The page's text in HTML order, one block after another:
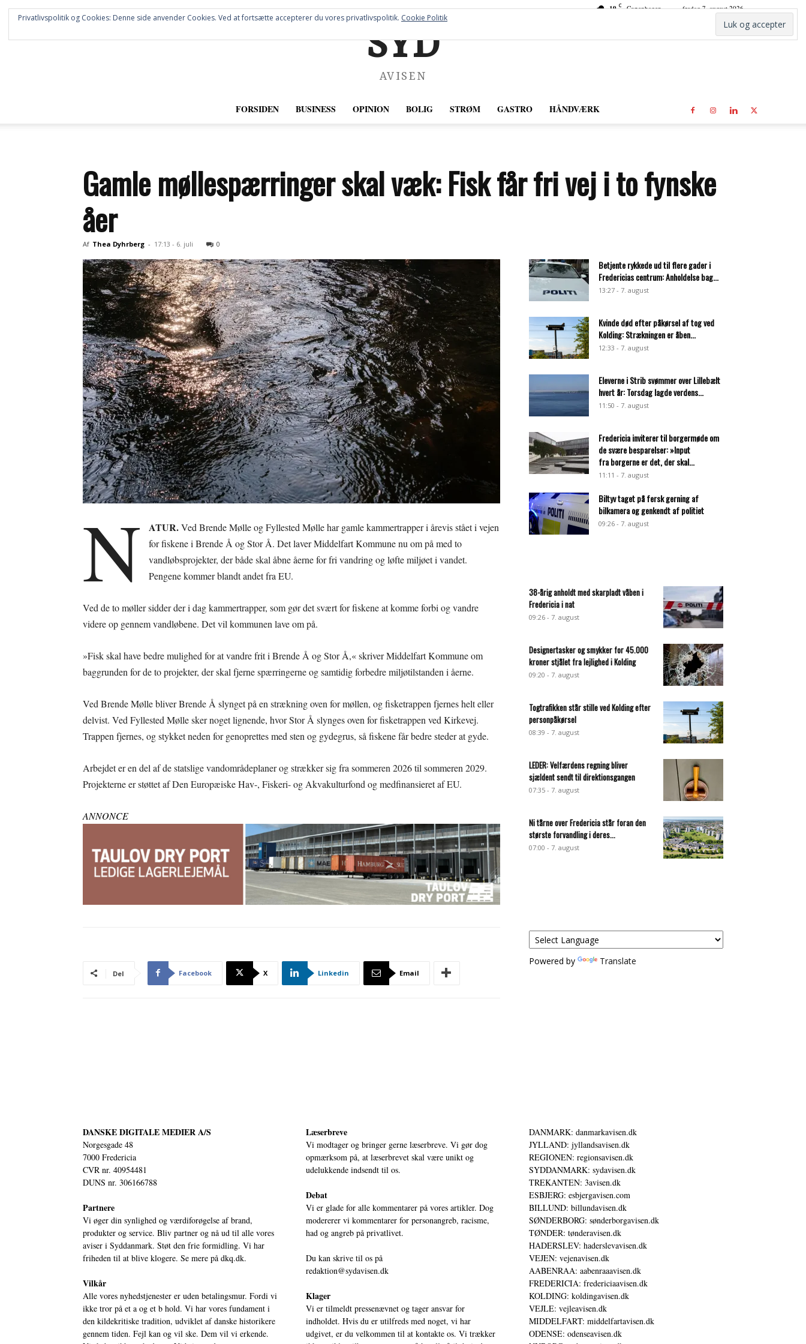
19 C Copenhagen fredag 7. august 2026
SYD
AVISEN
FORSIDEN BUSINESS OPINION BOLIG STRØM GASTRO HÅNDVÆRK
Gamle møllespærringer skal væk: Fisk får fri vej i to fynske
åer
Af Thea Dyhrberg - 17:13 - 6. juli 0
N ATUR.Ved Brende Mølle og Fyllested Mølle har gamle kammertrapper i årevis stået i vejen
for fiskene i Brende Å og Stor Å. Det laver Middelfart Kommune nu om på med to
vandløbsprojekter, der både skal åbne åerne for fri vandring og løfte miljøet i vandet.
Pengene kommer blandt andet fra EU.
Ved de to møller sidder der i dag kammertrapper, som gør det svært for fiskene at komme forbi og vandre
videre op gennem vandløbene. Det vil kommunen lave om på.
»Fisk skal have bedre mulighed for at vandre frit i Brende Å og Stor Å,« skriver Middelfart Kommune om
baggrunden for de to projekter, der skal fjerne spærringerne og samtidig forbedre miljøtilstanden i åerne.
Ved Brende Mølle bliver Brende Å slynget på en strækning oven for møllen, og fisketrappen fjernes helt eller
delvist. Ved Fyllested Mølle sker noget lignende, hvor Stor Å slynges oven for fisketrappen ved Kirkevej.
Trappen fjernes, og stykket neden for genoprettes med sten og gydegrus, så fiskene får bedre steder at gyde.
Arbejdet er en del af de statslige vandområdeplaner og strækker sig fra sommeren 2026 til sommeren 2029.
Projekterne er støttet af Den Europæiske Hav-, Fiskeri- og Akvakulturfond og medfinansieret af EU.
ANNONCE
Del Facebook X Linkedin Email
Betjente rykkede ud til flere gader i
Fredericias centrum: Anholdelse bag...
13:27 - 7. august
Kvinde død efter påkørsel af tog ved
Kolding: Strækningen er åben...
12:33 - 7. august
Eleverne i Strib svømmer over Lillebælt
hvert år: Torsdag lagde verdens...
11:50 - 7. august
Fredericia inviterer til borgermøde om
de svære besparelser: »Input
fra borgerne er det, der skal...
11:11 - 7. august
Biltyv taget på fersk gerning af
bilkamera og genkendt af politiet
09:26 - 7. august
38-årig anholdt med skarpladt våben i
Fredericia i nat
09:26 - 7. august
Designertasker og smykker for 45.000
kroner stjålet fra lejlighed i Kolding
09:20 - 7. august
Togtrafikken står stille ved Kolding efter
personpåkørsel
08:39 - 7. august
LEDER: Velfærdens regning bliver
sjældent sendt til direktionsgangen
07:35 - 7. august
Ni tårne over Fredericia står foran den
største forvandling i deres...
07:00 - 7. august
Powered by Translate
DANSKE DIGITALE MEDIER A/S
Norgesgade 48
7000 Fredericia
CVR nr. 40954481
DUNS nr. 306166788
Partnere
Vi øger din synlighed og værdiforøgelse af brand,
produkter og service. Bliv partner og nå ud til alle vores
aviser i Syddanmark. Støt den frie formidling. Vi har
friheden til at blive klogere. Se mere på dkq.dk.
Vilkår
Alle vores nyhedstjenester er uden betalingsmur. Fordi vi
ikke tror på et a og et b hold. Vi har vores fundament i
den kildekritiske tradition, udviklet af danske historikere
gennem tiden. Fejl kan og vil ske. Dem vil vi erkende.
Læserbreve
Vi modtager og bringer gerne læserbreve. Vi gør dog
opmærksom på, at læserbrevet skal være unikt og
udelukkende indsendt til os.
Debat
Vi er glade for alle kommentarer på vores artikler. Dog
modererer vi kommentarer for personangreb, racisme,
had og angreb på privatlivet.
Du kan skrive til os på
redaktion@sydavisen.dk
Klager
Vi er tilmeldt pressenævnet og tager ansvar for
indholdet. Hvis du er utilfreds med noget, vi har
udgivet, er du velkommen til at kontakte os. Vi trækker
DANMARK: danmarkavisen.dk
JYLLAND: jyllandsavisen.dk
REGIONEN: regionsavisen.dk
SYDDANMARK: sydavisen.dk
TREKANTEN: 3avisen.dk
ESBJERG: esbjergavisen.com
BILLUND: billundavisen.dk
SØNDERBORG: sønderborgavisen.dk
TØNDER: tønderavisen.dk
HADERSLEV: haderslevavisen.dk
VEJEN: vejenavisen.dk
AABENRAA: aabenraaavisen.dk
FREDERICIA: fredericiaavisen.dk
KOLDING: koldingavisen.dk
VEJLE: vejleavisen.dk
MIDDELFART: middelfartavisen.dk
ODENSE: odenseavisen.dk
Privatlivspolitik og Cookies: Denne side anvender Cookies. Ved at fortsætte accepterer du vores privatlivspolitik. Cookie Politik